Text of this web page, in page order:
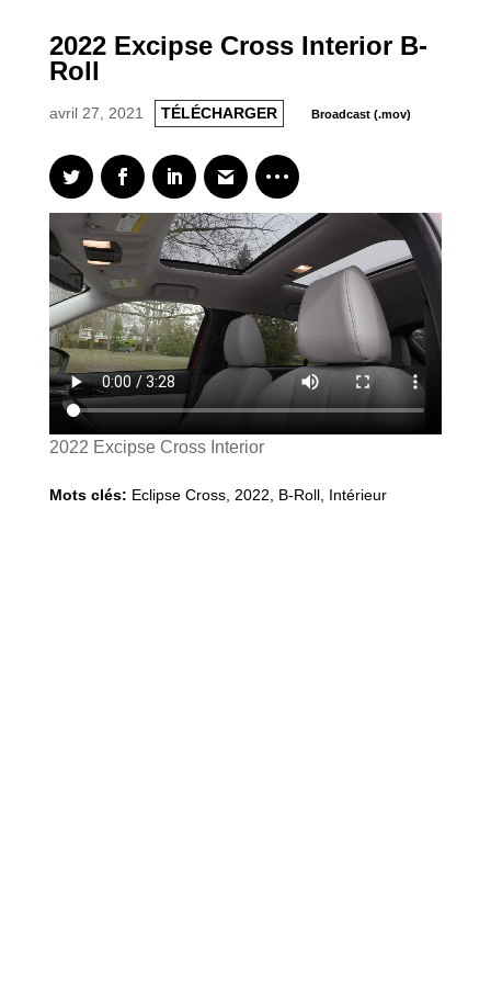
2022 Excipse Cross Interior B-
Roll
avril 27, 2021 TÉLÉCHARGER Broadcast (.mov)
2022 Excipse Cross Interior
Mots clés: Eclipse Cross, 2022 B-Roll, Intérieur